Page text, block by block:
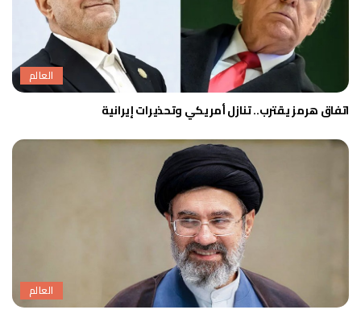
العالم
اتفاق هرمز يقترب.. تنازل أمريكي وتحذيرات إيرانية
العالم